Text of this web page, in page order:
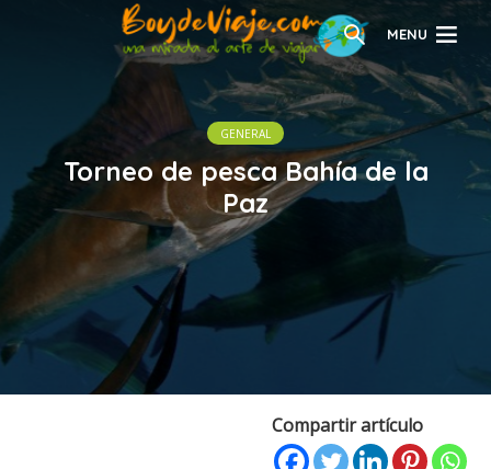
MENU
GENERAL
Torneo de pesca Bahía de la
Paz
Compartir artículo